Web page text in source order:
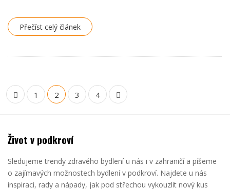
Přečíst celý článek
1 2 3 4
Život v podkroví
Sledujeme trendy zdravého bydlení u nás i v zahraničí a píšeme
o zajímavých možnostech bydlení v podkroví. Najdete u nás
inspiraci, rady a nápady, jak pod střechou vykouzlit nový kus